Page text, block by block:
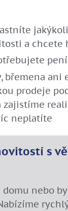
a chcete
břemena ani
prodeje
zajistíme
neplatíte
s
domu nebo